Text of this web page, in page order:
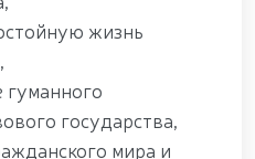
конкретные
среды и
общественного
задачи в сфере
политики остаются
// Генерал-
председателем
жизнь
гуманного
государства,
мира и